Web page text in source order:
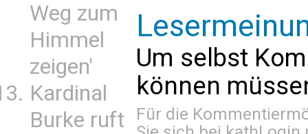
Weg zum
Himmel
zeigen'
Kardinal
Burke ruft
Um selbst
können
Für die